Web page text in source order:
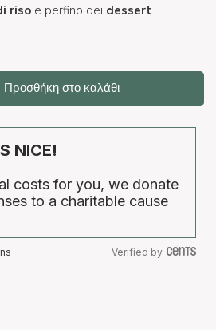
riso e perfino dei dessert.
Προσθήκη στο καλάθι
NICE!
costs for you, we donate
to a charitable cause
Verified by